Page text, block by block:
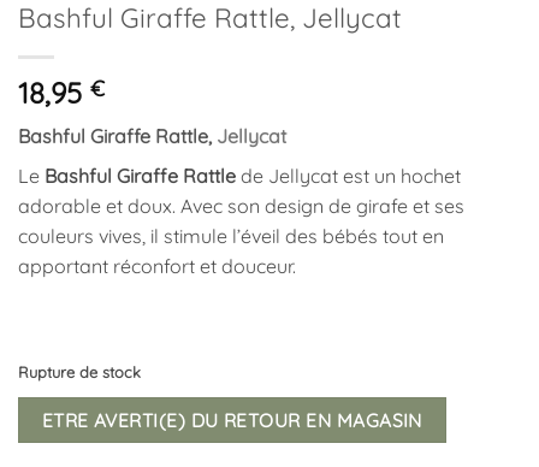
Bashful Giraffe Rattle, Jellycat
18,95 €
Bashful Giraffe Rattle, Jellycat
Le Bashful Giraffe Rattle de Jellycat est un hochet
adorable et doux. Avec son design de girafe et ses
couleurs vives, il stimule l’éveil des bébés tout en
apportant réconfort et douceur.
Rupture de stock
ETRE AVERTI(E) DU RETOUR EN MAGASIN